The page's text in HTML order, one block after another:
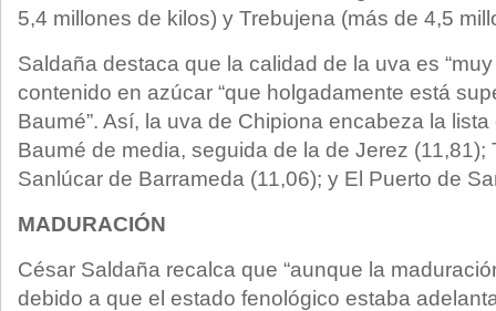
5,4 millones de kilos) y Trebujena (más de 4,5
Saldaña destaca que la calidad de la uva es
contenido en azúcar “que holgadamente está
Baumé”. Así, la uva de Chipiona encabeza la
Baumé de media, seguida de la de Jerez (11,81);
Sanlúcar de Barrameda (11,06); y El Puerto de
MADURACIÓN
César Saldaña recalca que “aunque la
debido a que el estado fenológico estaba